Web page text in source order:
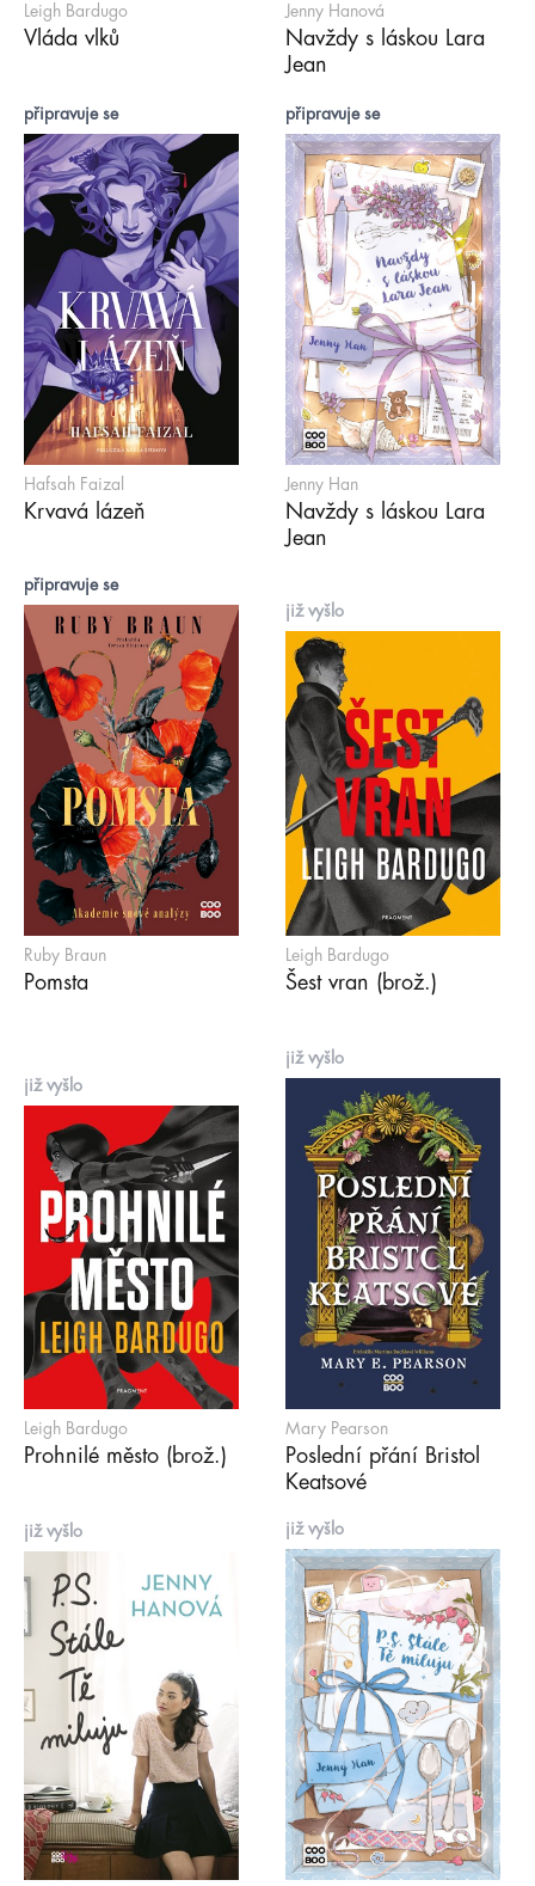
Leigh Bardugo
Vláda vlků
Jenny Hanová
Navždy s láskou Lara
Jean
připravuje se
Hafsah Faizal
Krvavá lázeň
připravuje se
Jenny Han
Navždy s láskou Lara
Jean
připravuje se
Ruby Braun
Pomsta
již vyšlo
Leigh Bardugo
Šest vran (brož.)
již vyšlo
Leigh Bardugo
Prohnilé město (brož.)
již vyšlo
Mary Pearson
Poslední přání Bristol
Keatsové
již vyšlo již vyšlo